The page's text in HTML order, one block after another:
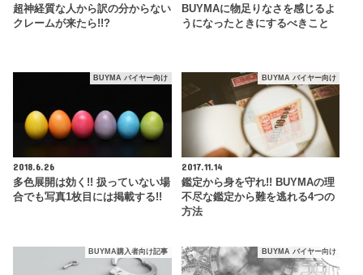
超神経質な人から訳の分からない
クレームが来たら!!?
BUYMAに物足りなさを感じるよ
うになったときにするべきこと
BUYMA バイヤー向け
2018.6.26
多色展開は効く!! 扱っていない場
合でも写真1枚目には掲載する!!
BUYMA バイヤー向け
2017.11.14
鑑定から身を守れ!! BUYMAの理
不尽な鑑定から難を逃れる4つの
方法
BUYMA購入者向け記事 BUYMA バイヤー向け